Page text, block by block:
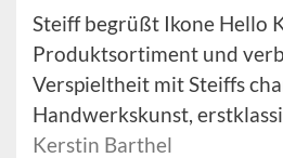
Steiff begrüßt Ikone Hello
Produktsortiment und
Verspieltheit mit Steiffs
Handwerkskunst,
Kerstin Barthel